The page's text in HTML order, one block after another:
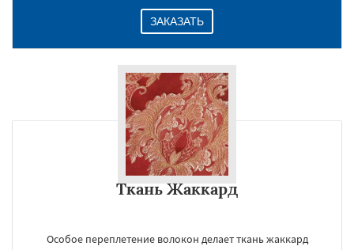
ЗАКАЗАТЬ
Ткань Жаккард
Особое переплетение волокон делает ткань жаккард